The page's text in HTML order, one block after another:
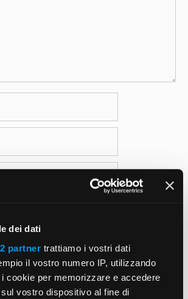
dei dati
partner trattiamo i vostri dati
il vostro numero IP, utilizzando
cookie per memorizzare e accedere
vostro dispositivo al fine di